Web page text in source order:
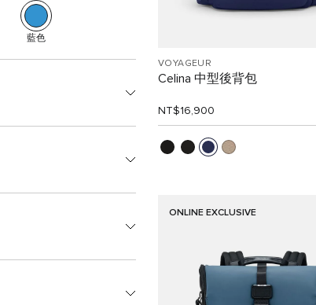
藍色
VOYAGEUR
Celina 中型後背包
NT$16,900
ONLINE EXCLUSIVE